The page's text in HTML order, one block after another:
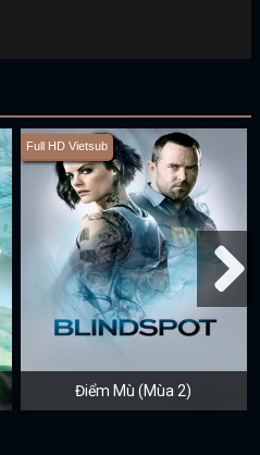
Full HD Vietsub
Điểm Mù (Mùa 2)